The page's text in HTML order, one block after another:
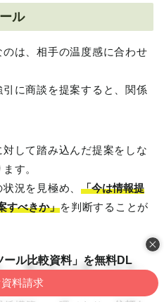
ル
は、相手の温度感に合わせ
に商談を提案すると、関係
して踏み込んだ提案をしな
す。
況を見極め、 「今は情報提
すべきか」を判断することが
」「断られても食い下がる」
ール比較資料」を無料DL
料請求